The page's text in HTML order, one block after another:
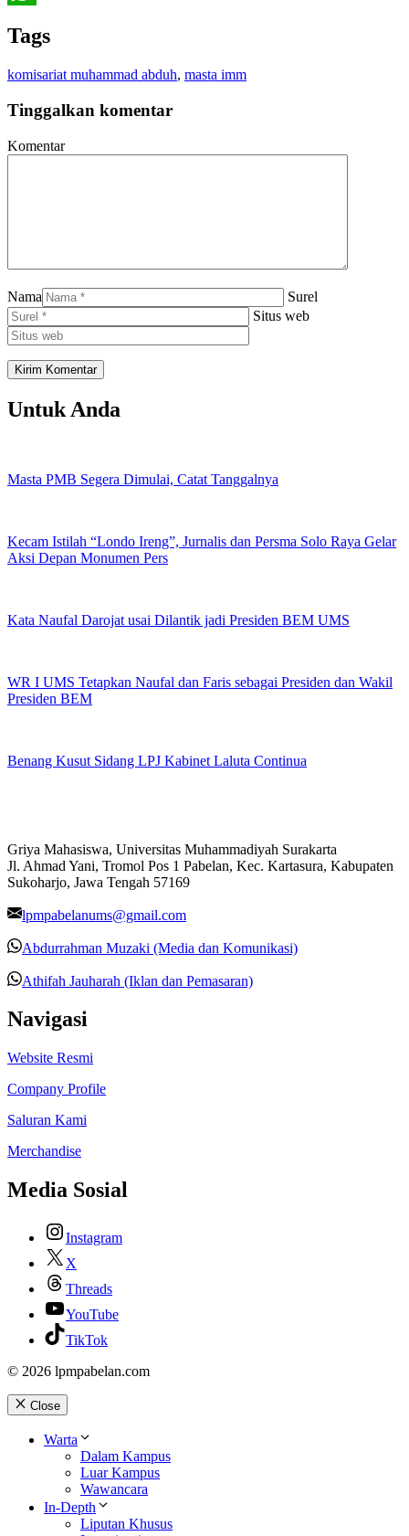
Tags
komisariat muhammad abduh, masta imm
Tinggalkan komentar
Komentar
Nama
Surel
Situs web
Untuk Anda
Masta PMB Segera Dimulai, Catat Tanggalnya
Kecam Istilah “Londo Ireng”, Jurnalis dan Persma Solo Raya Gelar
Aksi Depan Monumen Pers
Kata Naufal Darojat usai Dilantik jadi Presiden BEM UMS
WR I UMS Tetapkan Naufal dan Faris sebagai Presiden dan Wakil
Presiden BEM
Benang Kusut Sidang LPJ Kabinet Laluta Continua
Griya Mahasiswa, Universitas Muhammadiyah Surakarta
Jl. Ahmad Yani, Tromol Pos 1 Pabelan, Kec. Kartasura, Kabupaten
Sukoharjo, Jawa Tengah 57169
lpmpabelanums@gmail.com
Abdurrahman Muzaki (Media dan Komunikasi)
Athifah Jauharah (Iklan dan Pemasaran)
Navigasi
Website Resmi
Company Profile
Saluran Kami
Merchandise
Media Sosial
Instagram
X
Threads
YouTube
TikTok
© 2026 lpmpabelan.com
Close
Warta
Dalam Kampus
Luar Kampus
Wawancara
In-Depth
Liputan Khusus